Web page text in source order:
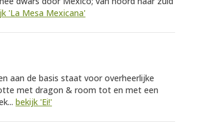
'La Mesa Mexicana'
aan de basis staat voor overheerlijke
met dragon & room tot en met een
bekijk 'Ei!'